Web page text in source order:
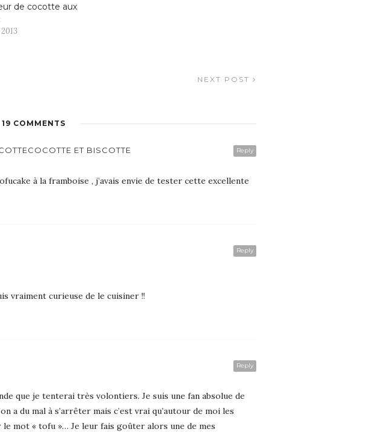
de cocotte aux
NEXT POST
19 COMMENTS
Reply
ET BISCOTTE
à la framboise , j’avais envie de tester cette excellente
Reply
vraiment curieuse de le cuisiner !!
Reply
que je tenterai très volontiers. Je suis une fan absolue de
a du mal à s’arrêter mais c’est vrai qu’autour de moi les
mot « tofu »… Je leur fais goûter alors une de mes